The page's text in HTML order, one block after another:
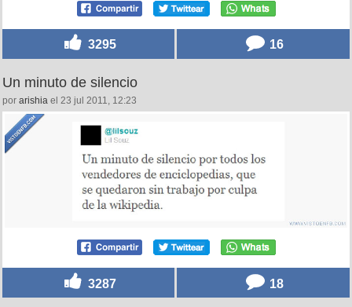
3295 16
Un minuto de silencio
por arishia el 23 jul 2011, 12:23
3287 18